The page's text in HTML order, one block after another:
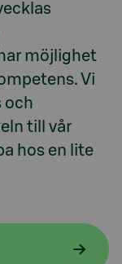
möjlighet
Vi
och
till vår
hos en lite